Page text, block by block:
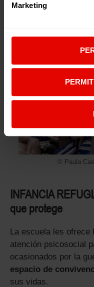
Marketing
© Paula
INFANCIA
que protege
La escuela les ofrece
atención psicosocial
ocasionados por la
espacio de
sus vidas.